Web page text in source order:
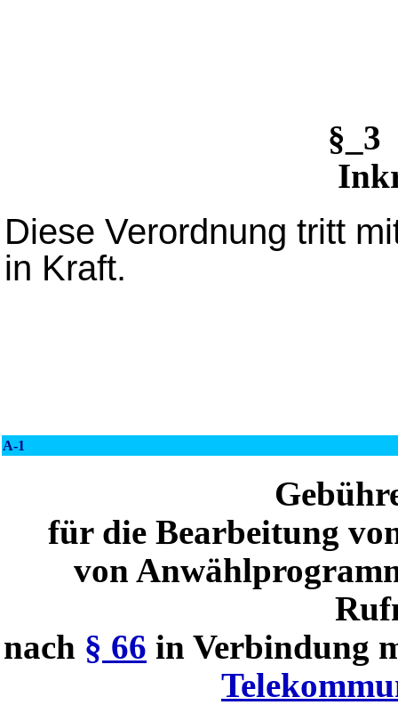
Diese Verordnung tritt
in Kraft.
A-1
für die Bearbeitung
von
nach § 66 in Verbindung